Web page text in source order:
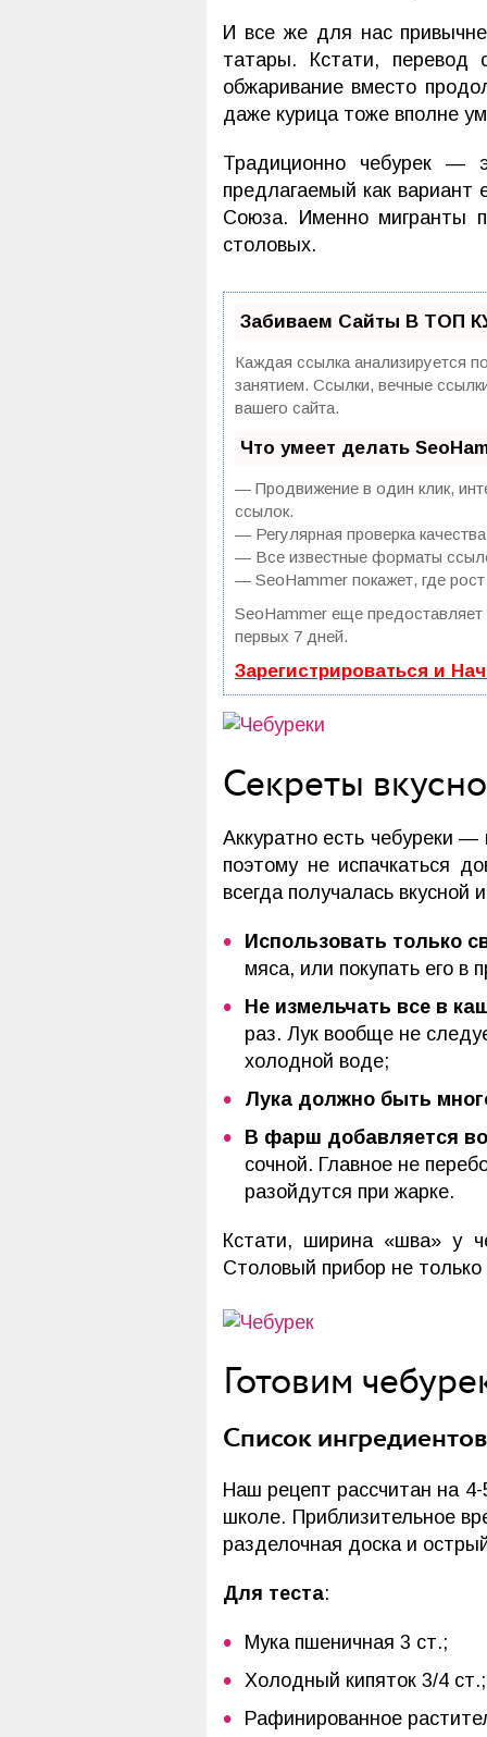
И все же для нас
татары. Кстати, перевод
обжаривание вместо
даже курица тоже вполне
Традиционно чебурек —
предлагаемый как вариант
Союза. Именно мигранты
столовых.
Забиваем Сайты В ТОП
Каждая ссылка анализируется
занятием. Ссылки, вечные
вашего сайта.
Что умеет делать
— Продвижение в один клик,
ссылок.
— Регулярная проверка
— Все известные форматы
— SeoHammer покажет, где
SeoHammer еще
первых 7 дней.
Зарегистрироваться и
Секреты
Аккуратно есть чебуреки
поэтому не испачкаться
всегда получалась
Использовать только
мяса, или покупать его
Не измельчать все в
раз. Лук вообще не
холодной воде;
Лука должно быть
В фарш добавляется
сочной. Главное не
разойдутся при жарке.
Кстати, ширина «шва» у
Столовый прибор не
Готовим
Список ингредиентов
Наш рецепт рассчитан на
школе. Приблизительное
разделочная доска и
Для теста:
Мука пшеничная 3 ст.;
Холодный кипяток 3/4 ст.;
Рафинированное